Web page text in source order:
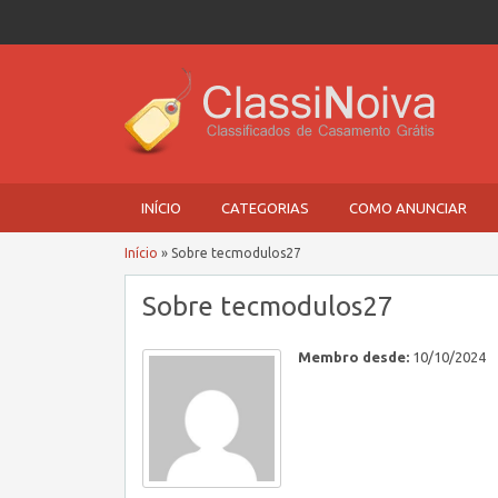
INÍCIO CATEGORIAS COMO ANUNCIAR
Início » Sobre tecmodulos27
Sobre tecmodulos27
Membro desde: 10/10/2024